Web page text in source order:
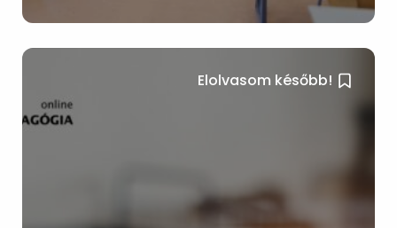
Elolvasom később!